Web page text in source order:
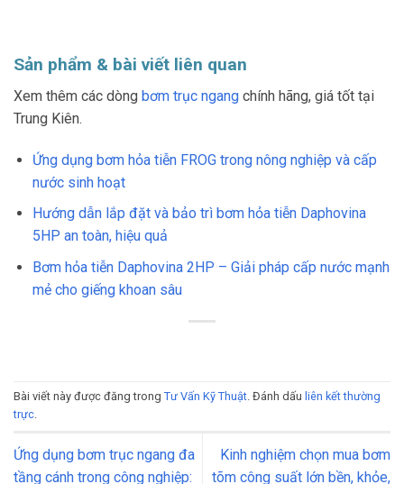
Sản phẩm & bài viết liên quan
Xem thêm các dòng bơm trục ngang chính hãng, giá tốt tại
Trung Kiên.
Ứng dụng bơm hỏa tiễn FROG trong nông nghiệp và cấp
nước sinh hoạt
Hướng dẫn lắp đặt và bảo trì bơm hỏa tiễn Daphovina
5HP an toàn, hiệu quả
Bơm hỏa tiễn Daphovina 2HP – Giải pháp cấp nước mạnh
mẻ cho giếng khoan sâu
Bài viết này được đăng trong Tư Vấn Kỹ Thuật . Đánh dấu liên kết thường
trực
Ứng dụng bơm trục ngang đa
tầng cánh trong công nghiệp:
Kinh nghiệm chọn mua bơm
tõm công suất lớn bền, khỏe,